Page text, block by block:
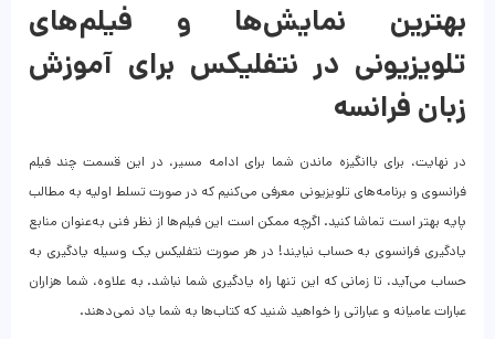
بهترین نمایش‌ها و فیلم‌های
تلویزیونی در نتفلیکس برای آموزش
زبان فرانسه
در نهایت، برای باانگیزه ماندن شما برای ادامه مسیر، در این قسمت چند فیلم
فرانسوی و برنامه‌های تلویزیونی معرفی می‌کنیم که در صورت تسلط اولیه به مطالب
پایه بهتر است تماشا کنید. اگرچه ممکن است این فیلم‌ها از نظر فنی به‌عنوان منابع
یادگیری فرانسوی به حساب نیایند! در هر صورت نتفلیکس یک وسیله یادگیری به
حساب می‌آید، تا زمانی که این تنها راه یادگیری شما نباشد. به علاوه، شما هزاران
عبارات عامیانه و عباراتی را خواهید شنید که کتاب‌ها به شما یاد نمی‌دهند.